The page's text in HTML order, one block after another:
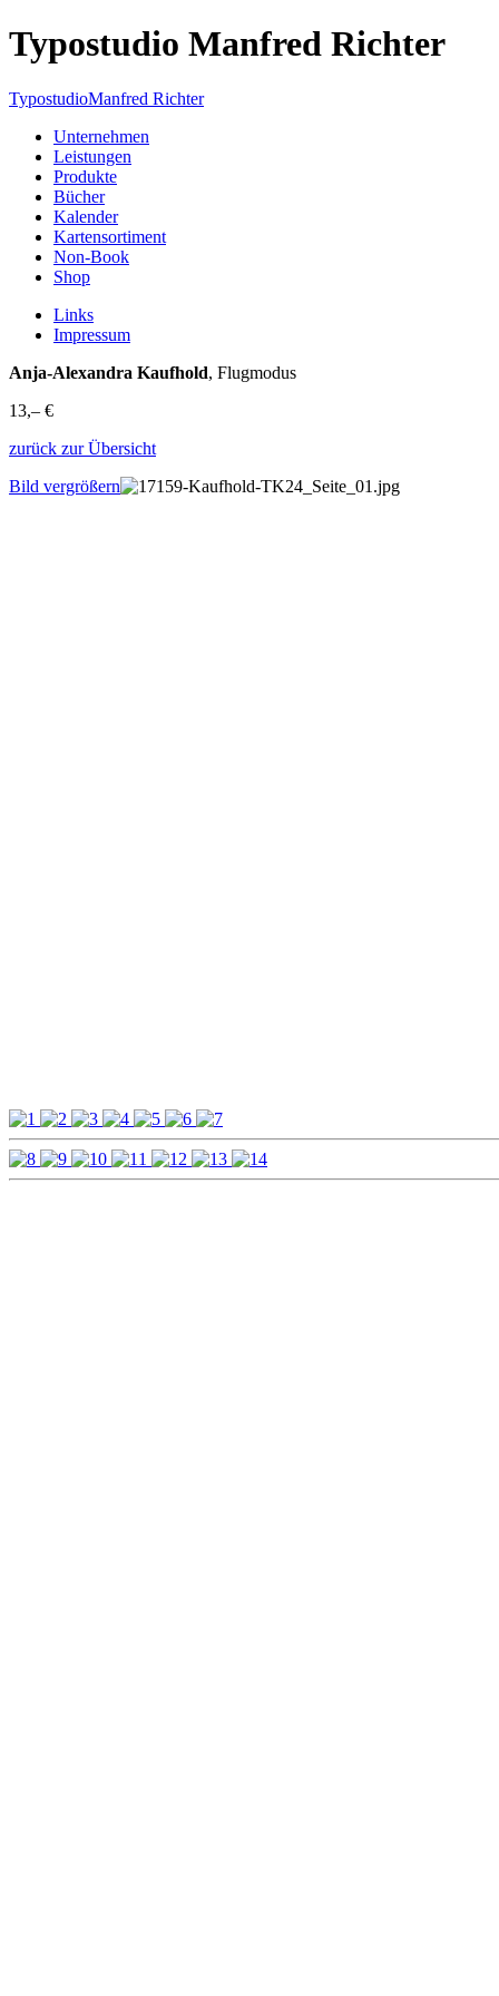
Typostudio Manfred Richter
TypostudioManfred Richter
Unternehmen
Leistungen
Produkte
Bücher
Kalender
Kartensortiment
Non-Book
Shop
Links
Impressum
Anja-Alexandra Kaufhold, Flugmodus
13,– €
zurück zur Übersicht
Bild vergrößern